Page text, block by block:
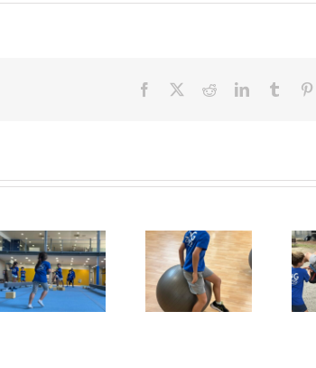
Facebook RedditLinkedInTumblr
Protegit: Grup
Agost:
Divendres 22
d’Agost del
Protegit: Grup
Agost: Dijous
21 d’Agost del